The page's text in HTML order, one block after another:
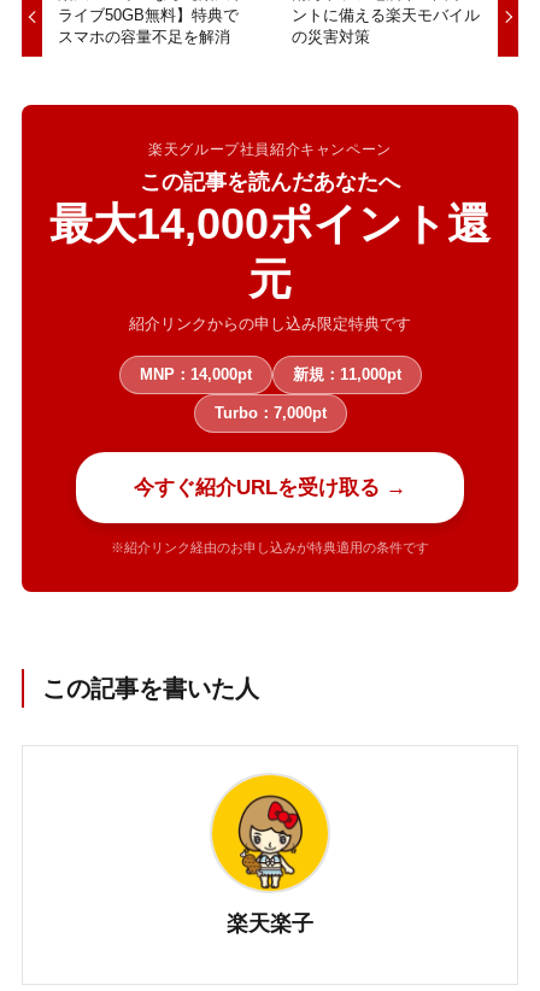
ライブ50GB無料】特典で
スマホの容量不足を解消
ントに備える楽天モバイル
の災害対策
楽天グループ社員紹介キャンペーン
この記事を読んだあなたへ
最大14,000ポイント還
元
紹介リンクからの申し込み限定特典です
MNP：14,000pt 新規：11,000pt
Turbo：7,000pt
今すぐ紹介URLを受け取る →
※紹介リンク経由のお申し込みが特典適用の条件です
この記事を書いた人
楽天楽子